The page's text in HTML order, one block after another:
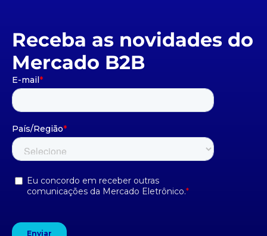
Receba as novidades do
Mercado B2B